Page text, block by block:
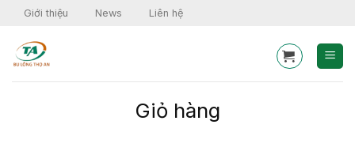
Skip
content
Giới thiệu News Liên hệ
Giỏ hàng